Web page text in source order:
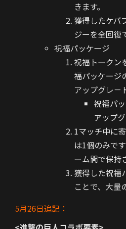
きます。
獲得したケバ
ジーを全回復
祝福パッケージ
祝福トークン
福パッケージ
アップグレ－
祝福パ
アップ
1マッチ中に
は1個のみで
ーム間で保持
獲得した祝福
ことで、大量
5月26日追記：